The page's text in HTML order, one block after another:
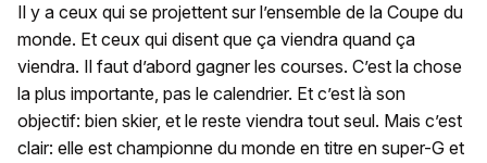
Il y a ceux qui se projettent sur l’ensemble de la Coupe du
monde. Et ceux qui disent que ça viendra quand ça
viendra. Il faut d’abord gagner les courses. C’est la chose
la plus importante, pas le calendrier. Et c’est là son
objectif: bien skier, et le reste viendra tout seul. Mais c’est
clair: elle est championne du monde en titre en super-G et